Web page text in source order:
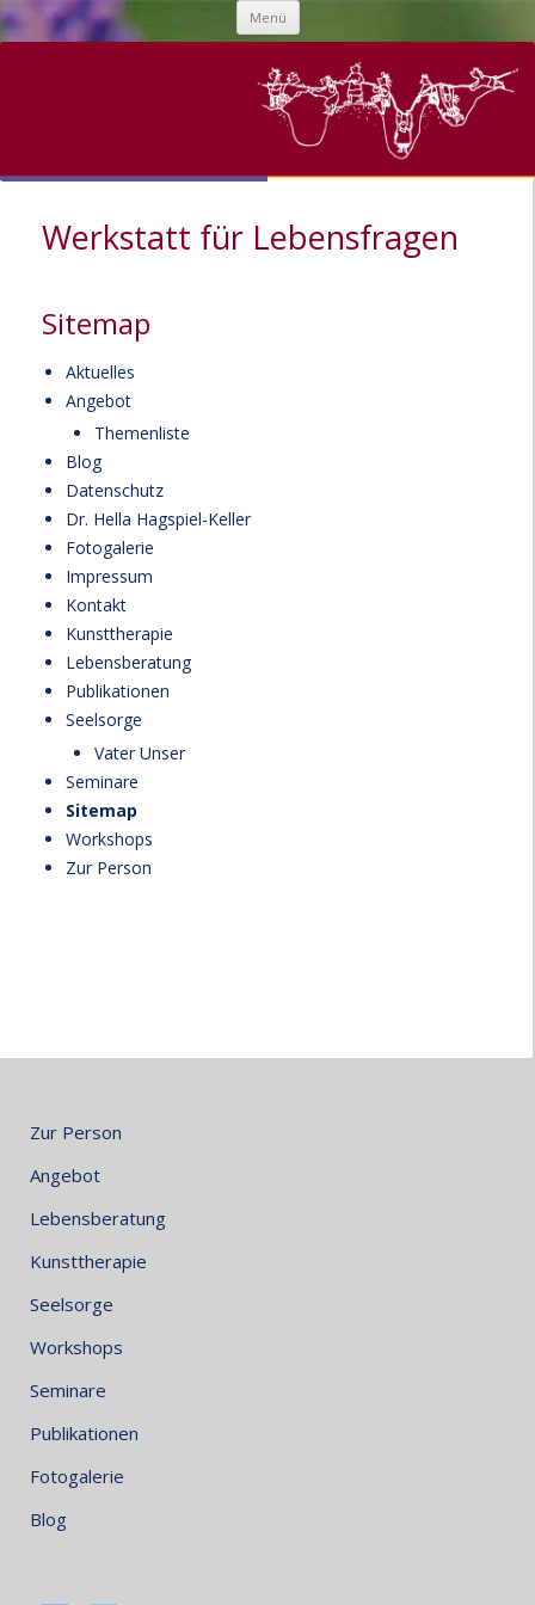
Menü Zum
Inhalt
springen
Werkstatt für Lebensfragen
Sitemap
Aktuelles
Angebot
Themenliste
Blog
Datenschutz
Dr. Hella Hagspiel-Keller
Fotogalerie
Impressum
Kontakt
Kunsttherapie
Lebensberatung
Publikationen
Seelsorge
Vater Unser
Seminare
Sitemap
Workshops
Zur Person
Zur Person
Angebot
Lebensberatung
Kunsttherapie
Seelsorge
Workshops
Seminare
Publikationen
Fotogalerie
Blog